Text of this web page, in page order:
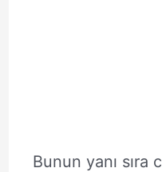
Bunun yanı sıra